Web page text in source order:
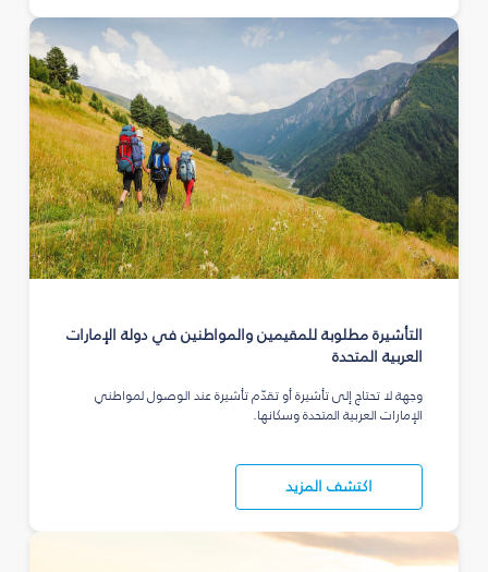
التأشيرة مطلوبة للمقيمين والمواطنين في دولة الإمارات
العربية المتحدة
وجهة لا تحتاج إلى تأشيرة أو تقدّم تأشيرة عند الوصول لمواطني
الإمارات العربية المتحدة وسكانها.
اكتشف المزيد